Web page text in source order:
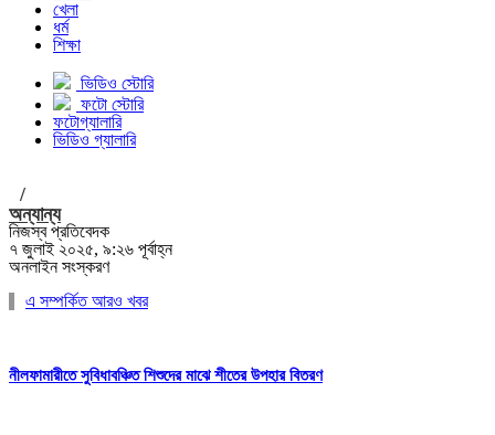
খেলা
ধর্ম
শিক্ষা
ভিডিও স্টোরি
ফটো স্টোরি
ফটোগ্যালারি
ভিডিও গ্যালারি
/
অন্যান্য
নিজস্ব প্রতিবেদক
৭ জুলাই ২০২৫, ৯:২৬ পূর্বাহ্ন
অনলাইন সংস্করণ
এ সম্পর্কিত আরও খবর
নীলফামারীতে সুবিধাবঞ্চিত শিশুদের মাঝে শীতের উপহার বিতরণ